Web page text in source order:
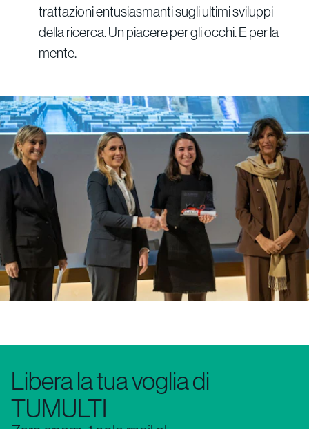
trattazioni entusiasmanti sugli ultimi sviluppi
della ricerca. Un piacere per gli occhi. E per la
mente.
Libera la tua voglia di
TUMULTI